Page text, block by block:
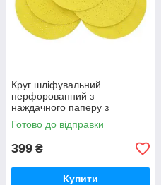
Круг шліфувальний
перфорованний з
наждачного паперу з
липучкою Draumet 225 мм
фракція 80 (E8676)
Готово до відправки
399 ₴
Купити